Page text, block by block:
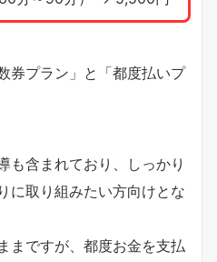
券プラン」と「都度払いプ
も含まれており、しっかり
に取り組みたい方向けとな
まですが、都度お金を支払